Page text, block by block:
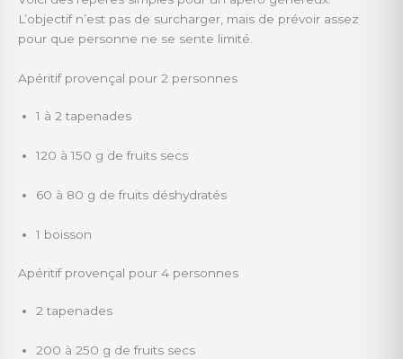
L’objectif n’est pas de surcharger, mais de prévoir assez
pour que personne ne se sente limité.
Apéritif provençal pour 2 personnes
1 à 2 tapenades
120 à 150 g de fruits secs
60 à 80 g de fruits déshydratés
1 boisson
Apéritif provençal pour 4 personnes
2 tapenades
200 à 250 g de fruits secs